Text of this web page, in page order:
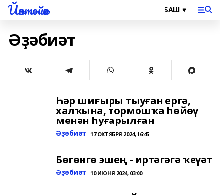
Йәнтөйәк
Әҙәбиәт
Һәр шиғыры тыуған ергә,
халҡына, тормошҡа һөйөү
менән һуғарылған
Әҙәбиәт 17 ОКТЯБРЯ 2024, 16:45
Бөгөнгө эшең - иртәгәгә ҡеүәт
Әҙәбиәт 10 ИЮНЯ 2024, 03:00